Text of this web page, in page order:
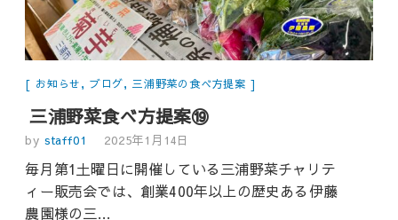
お知らせ, ブログ, 三浦野菜の食べ方提案
三浦野菜食べ方提案⑲
by staff01 2025年1月14日
毎月第1土曜日に開催している三浦野菜チャリテ
ィー販売会では、創業400年以上の歴史ある伊藤
農園様の三…